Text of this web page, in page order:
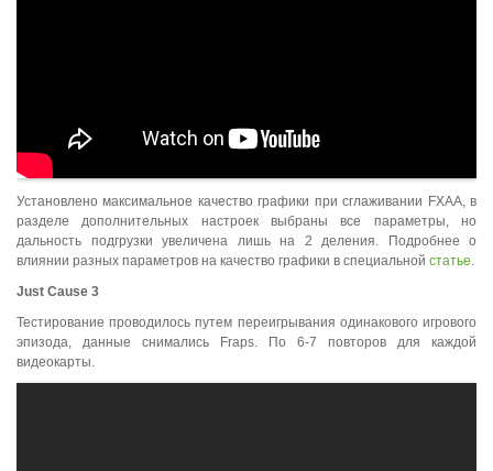
Установлено максимальное качество графики при сглаживании FXAA, в
разделе дополнительных настроек выбраны все параметры, но
дальность подгрузки увеличена лишь на 2 деления. Подробнее о
влиянии разных параметров на качество графики в специальной статье.
Just Cause 3
Тестирование проводилось путем переигрывания одинакового игрового
эпизода, данные снимались Fraps. По 6-7 повторов для каждой
видеокарты.